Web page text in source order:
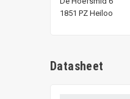
1851 PZ Heiloo
Datasheet